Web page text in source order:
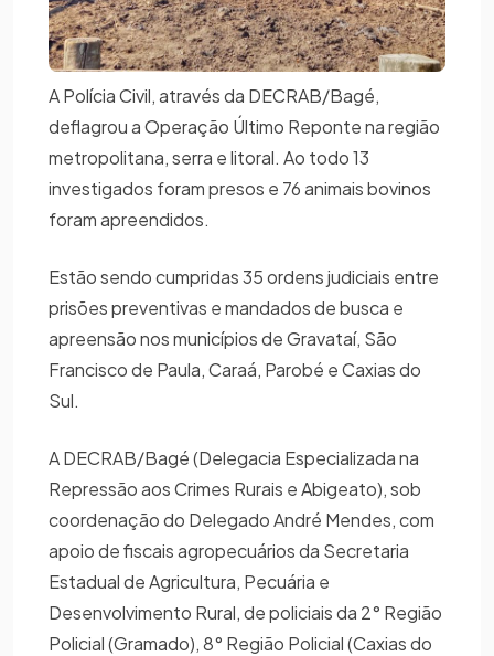
A Polícia Civil, através da DECRAB/Bagé,
deflagrou a Operação Último Reponte na região
metropolitana, serra e litoral. Ao todo 13
investigados foram presos e 76 animais bovinos
foram apreendidos.
Estão sendo cumpridas 35 ordens judiciais entre
prisões preventivas e mandados de busca e
apreensão nos municípios de Gravataí, São
Francisco de Paula, Caraá, Parobé e Caxias do
Sul.
A DECRAB/Bagé (Delegacia Especializada na
Repressão aos Crimes Rurais e Abigeato), sob
coordenação do Delegado André Mendes, com
apoio de fiscais agropecuários da Secretaria
Estadual de Agricultura, Pecuária e
Desenvolvimento Rural, de policiais da 2° Região
Policial (Gramado), 8° Região Policial (Caxias do